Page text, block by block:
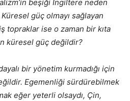
beşiği İngiltere neden
güç olmayı sağlayan
topraklar ise o zaman bir kıta
küresel güç değildir?
bir yönetim kurmadığı için
Egemenliği sürdürebilmek
eğer yeterli olsaydı, Çin,